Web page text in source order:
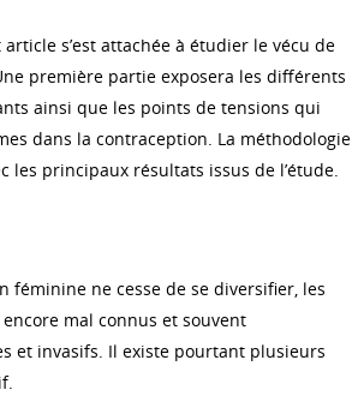
s’est attachée à étudier le vécu de
première partie exposera les différents
ainsi que les points de tensions qui
dans la contraception. La méthodologie
les principaux résultats issus de l’étude.
féminine ne cesse de se diversifier, les
mal connus et souvent
et invasifs. Il existe pourtant plusieurs